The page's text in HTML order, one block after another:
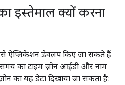
इस्तेमाल क्यों करना
ऐप्लिकेशन डेवलप किए जा सकते हैं
का टाइम ज़ोन आईडी और नाम
का यह डेटा दिखाया जा सकता है: